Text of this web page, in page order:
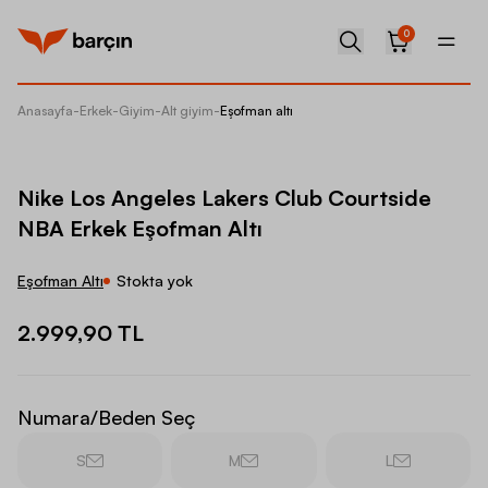
0
Anasayfa-Erkek-Giyim-Alt giyim-Eşofman altı
Nike Los Angeles Lakers Club Courtside
NBA Erkek Eşofman Altı
Eşofman Altı Stokta yok
2.999,90 TL
Numara/Beden Seç
S M L